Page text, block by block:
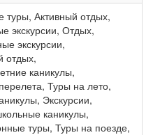
туры, Активный отдых,
экскурсии, Отдых,
экскурсии,
отдых,
каникулы,
, Туры на лето,
, Экскурсии,
каникулы,
туры, Туры на поезде,